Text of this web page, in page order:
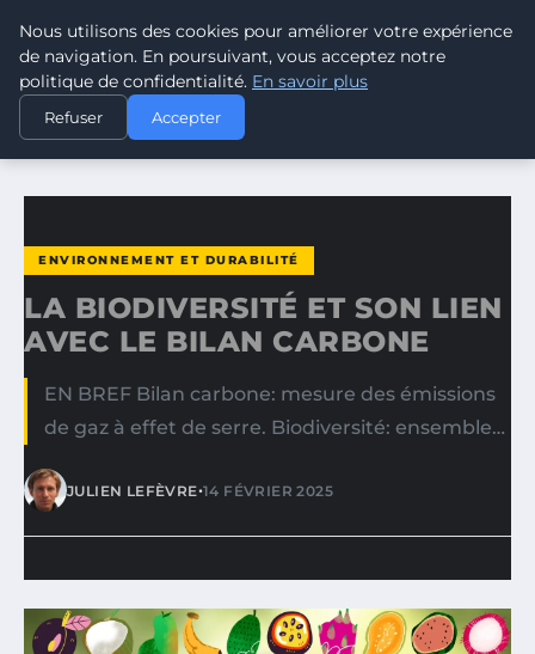
CLIMATE RESPONSE BLOG
ACCUEIL
ENVIRONNEMENT ET DURABILITÉ
LA BIODIVERSITÉ ET SON LIEN AVEC LE BILAN CARBONE
ENVIRONNEMENT ET DURABILITÉ
LA BIODIVERSITÉ ET SON LIEN
AVEC LE BILAN CARBONE
EN BREF Bilan carbone: mesure des émissions
de gaz à effet de serre. Biodiversité: ensemble…
JULIEN LEFÈVRE•14 FÉVRIER 2025
Nous utilisons des cookies pour améliorer votre expérience
de navigation. En poursuivant, vous acceptez notre
politique de confidentialité. En savoir plus
Refuser Accepter